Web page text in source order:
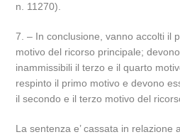
n. 11270).
7. – In conclusione, vanno accolti il
motivo del ricorso principale;
inammissibili il terzo e il quarto
respinto il primo motivo e devono
il secondo e il terzo motivo del
La sentenza e’ cassata in relazione